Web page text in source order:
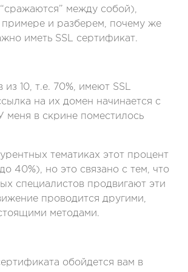
между собой),
примере и разберем, почему же
иметь SSL сертификат.
из 10, т.е. 70%, имеют SSL
на их домен начинается с
в скрине поместилось
тематиках этот процент
40%), но это связано с тем, что
специалистов продвигают эти
проводится другими,
методами.
обойдется вам в